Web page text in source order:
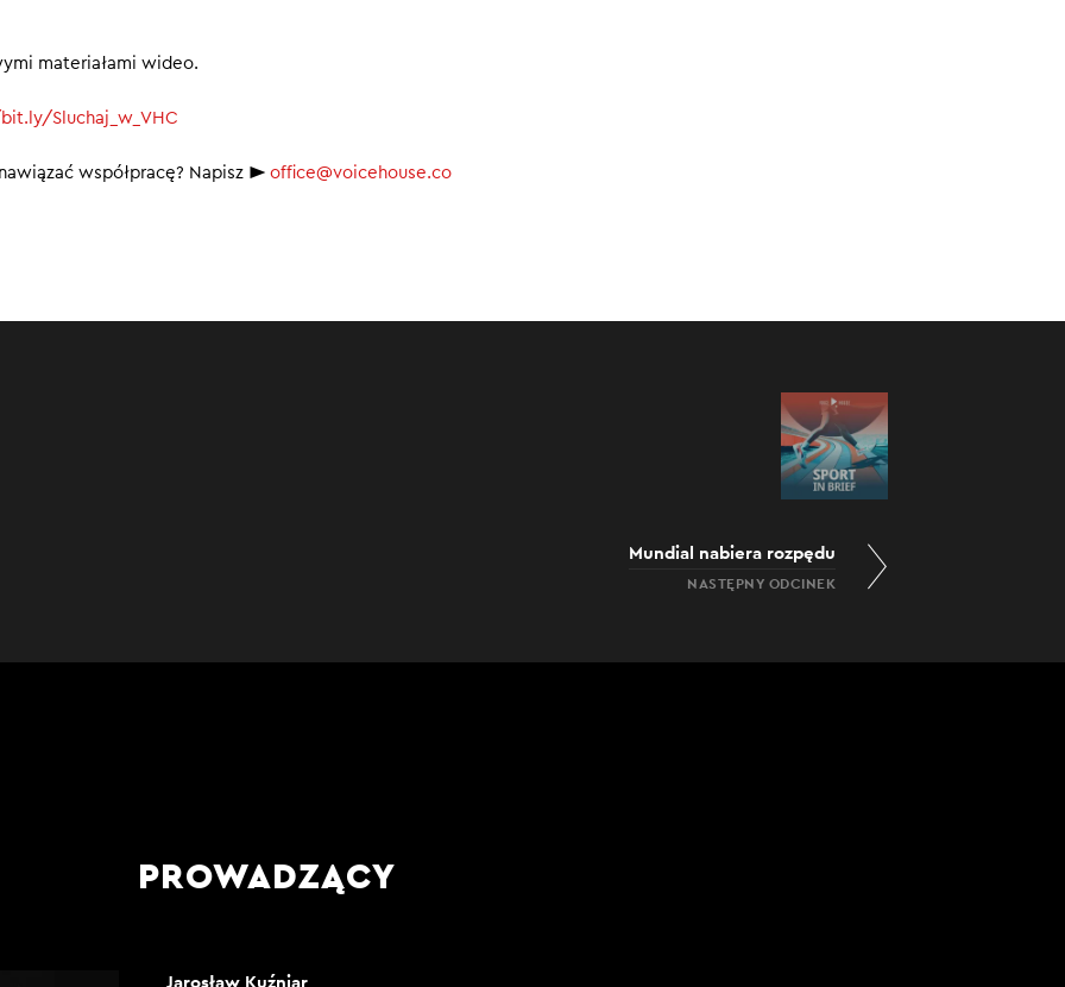
materiałami wideo.
Sluchaj_w_VHC
współpracę? Napisz ► office@voicehouse.co
Mundial nabiera rozpędu
NASTĘPNY ODCINEK
PROWADZĄCY
Jarosław Kuźniar